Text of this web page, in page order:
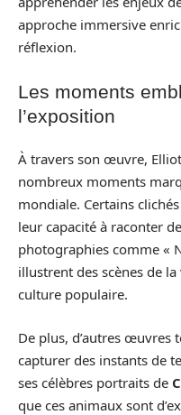
approche immersive
réflexion.
Les moments
l’exposition
À travers son œuvre,
nombreux moments
mondiale. Certains
leur capacité à raconter
photographies comme «
illustrent des scènes de
culture populaire.
De plus, d’autres œuvres
capturer des instants de
ses célèbres portraits de
que ces animaux sont